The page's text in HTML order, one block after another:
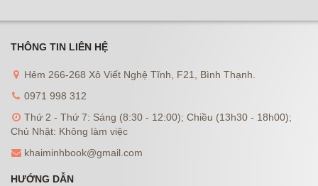
THÔNG TIN LIÊN HỆ
Hẻm 266-268 Xô Viết Nghệ Tĩnh, F21, Bình Thạnh.
0971 998 312
Thứ 2 - Thứ 7: Sáng (8:30 - 12:00); Chiều (13h30 - 18h00);
Chủ Nhật: Không làm việc
khaiminhbook@gmail.com
HƯỚNG DẪN